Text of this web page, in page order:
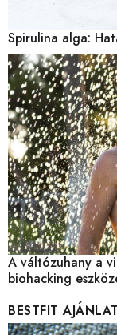
Spirulina alga:
A váltózuhany a
biohacking
BESTFIT AJÁNLAT